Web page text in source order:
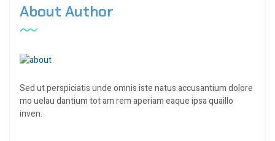
About Author
Sed ut perspiciatis unde omnis iste natus accusantium dolore
mo uelau dantium tot am rem aperiam eaque ipsa quaillo
inven.